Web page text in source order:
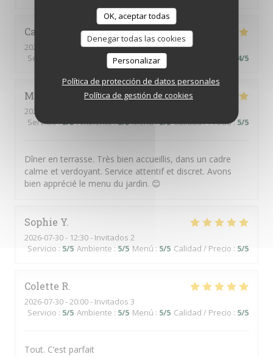
OK, aceptar todas
Denegar todas las cookies
Personalizar
Política de protección de datos personales
Política de gestión de cookies
Catherine C
2026-07-30
- 12:30 - Invitados 4
Servicio
Ambiente : 5/5 Menú: 4 /5 4/5
Martine
2026-07-31
Servicio:5/5 Ambiente:5/5 Menú:5/5 Calidad / Precio: 5/5
Dîner en terrasse. Très bien accueillis, dans un cadre
calme et verdoyant. Service attentif et discret. Avons
bien apprécié le menu du jardin. 😊
Sophie Y
2026-07-30- 12:30 - Invitados 2
Servicio : 5/5 Ambiente : 5/5 Menú : 5/5 Calidad / Precio : 5/5
Colette R
2026-07-30- 20:00 - Invitados 3
Servicio : 5/5 Ambiente : 5/5 Menú : 5/5 Calidad / Precio : 5/5
Tout. C’est parfait